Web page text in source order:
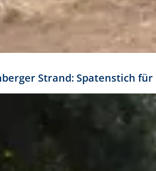
Strand: Spatenstich